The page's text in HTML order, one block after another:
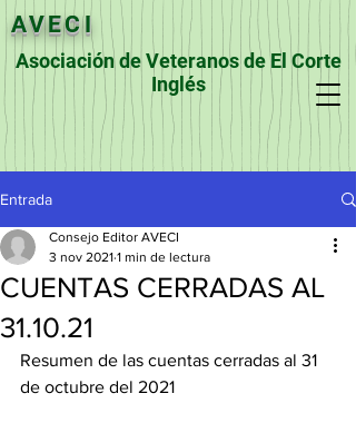
AVECI
Asociación de Veteranos de El Corte
Inglés
Entrada
CUENTAS CERRADAS AL
31.10.21
Consejo Editor AVECI
3 nov 2021 1 min de lectura
Resumen de las cuentas cerradas al 31
de octubre del 2021